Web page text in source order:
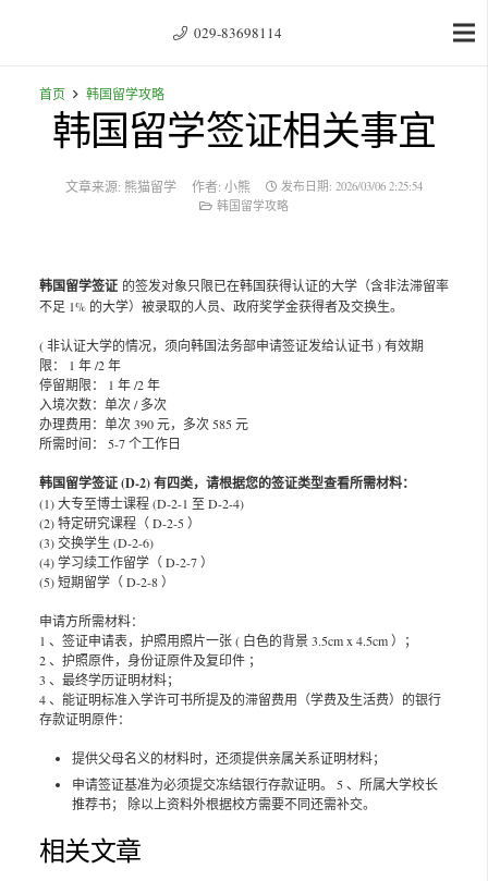
029-83698114
首页 韩国留学攻略
韩国留学签证相关事宜
文章来源: 熊猫留学 作者: 小熊 发布日期:2026/03/06 2:25:54
韩国留学攻略
韩国留学签证 的签发对象只限已在韩国获得认证的大学（含非法滞留率
不足 1% 的大学）被录取的人员、政府奖学金获得者及交换生。
( 非认证大学的情况，须向韩国法务部申请签证发给认证书 ) 有效期
限： 1 年 /2 年
停留期限： 1 年 /2 年
入境次数：单次 / 多次
办理费用：单次 390 元，多次 585 元
所需时间： 5-7 个工作日
韩国留学签证 (D-2) 有四类，请根据您的签证类型查看所需材料：
(1) 大专至博士课程 (D-2-1 至 D-2-4)
(2) 特定研究课程（ D-2-5 ）
(3) 交换学生 (D-2-6)
(4) 学习续工作留学（ D-2-7 ）
(5) 短期留学（ D-2-8 ）
申请方所需材料：
1 、签证申请表，护照用照片一张 ( 白色的背景 3.5cm x 4.5cm ）；
2 、护照原件，身份证原件及复印件 ；
3 、最终学历证明材料；
4 、能证明标准入学许可书所提及的滞留费用（学费及生活费）的银行
存款证明原件：
提供父母名义的材料时，还须提供亲属关系证明材料；
申请签证基准为必须提交冻结银行存款证明。 5 、所属大学校长
推荐书； 除以上资料外根据校方需要不同还需补交。
相关文章